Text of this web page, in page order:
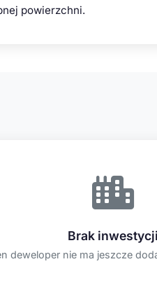
powierzchni.
Brak inwestycji
deweloper nie ma jeszcze